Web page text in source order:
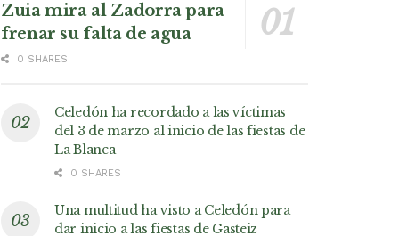
Zuia mira al Zadorra para
frenar su falta de agua
0 SHARES
Celedón ha recordado a las víctimas
del 3 de marzo al inicio de las fiestas de
La Blanca
0 SHARES
Una multitud ha visto a Celedón para
dar inicio a las fiestas de Gasteiz